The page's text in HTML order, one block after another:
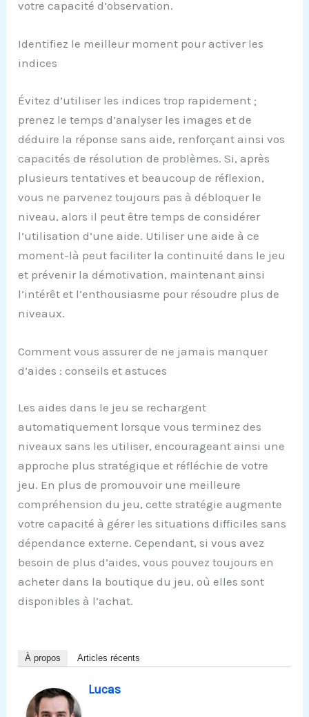
votre capacité d’observation.
Identifiez le meilleur moment pour activer les
indices
Évitez d’utiliser les indices trop rapidement ;
prenez le temps d’analyser les images et de
déduire la réponse sans aide, renforçant ainsi vos
capacités de résolution de problèmes. Si, après
plusieurs tentatives et beaucoup de réflexion,
vous ne parvenez toujours pas à débloquer le
niveau, alors il peut être temps de considérer
l’utilisation d’une aide. Utiliser une aide à ce
moment-là peut faciliter la continuité dans le jeu
et prévenir la démotivation, maintenant ainsi
l’intérêt et l’enthousiasme pour résoudre plus de
niveaux.
Comment vous assurer de ne jamais manquer
d’aides : conseils et astuces
Les aides dans le jeu se rechargent
automatiquement lorsque vous terminez des
niveaux sans les utiliser, encourageant ainsi une
approche plus stratégique et réfléchie de votre
jeu. En plus de promouvoir une meilleure
compréhension du jeu, cette stratégie augmente
votre capacité à gérer les situations difficiles sans
dépendance externe. Cependant, si vous avez
besoin de plus d’aides, vous pouvez toujours en
acheter dans la boutique du jeu, où elles sont
disponibles à l’achat.
À propos Articles récents
Lucas